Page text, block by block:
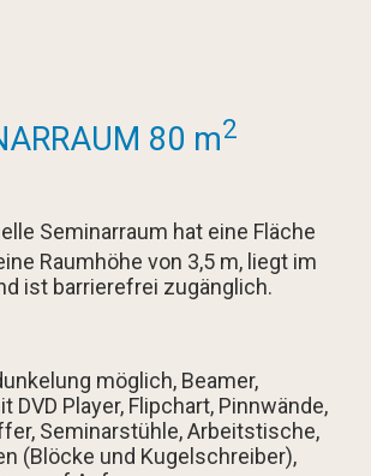
80 m2
Seminarraum hat eine Fläche
Raumhöhe von 3,5 m, liegt im
ist barrierefrei zugänglich.
möglich, Beamer,
DVD Player, Flipchart, Pinnwände,
Seminarstühle, Arbeitstische,
(Blöcke und Kugelschreiber),